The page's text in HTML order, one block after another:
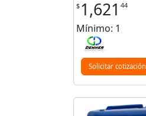
$ 1,621 44
Mínimo: 1
Solicitar cotización